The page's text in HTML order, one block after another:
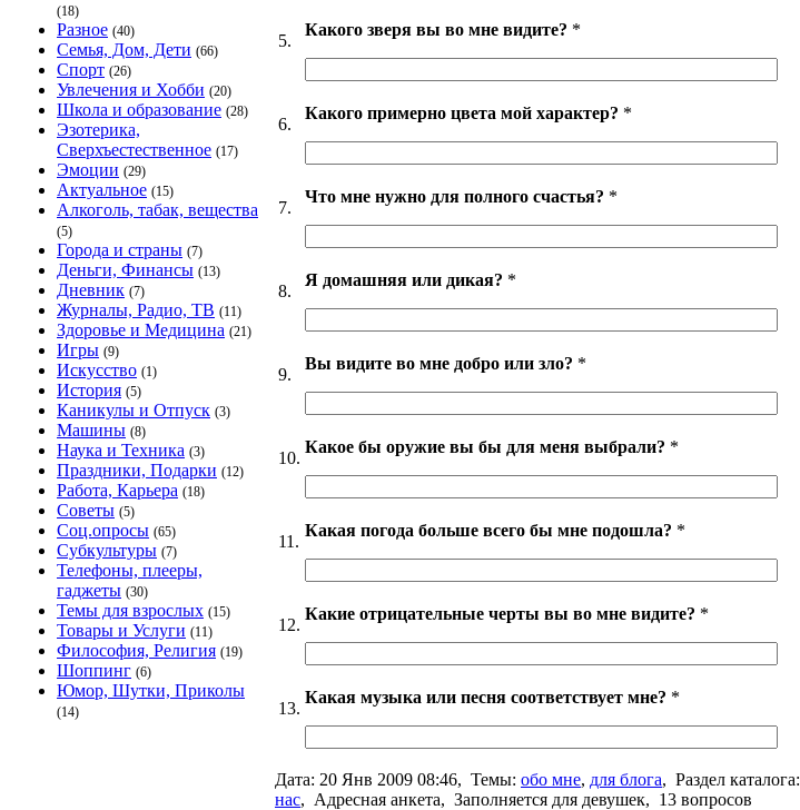
(18)
Разное (40)
Семья, Дом, Дети (66)
Спорт (26)
Увлечения и Хобби (20)
Школа и образование (28)
Эзотерика,
Сверхъестественное (17)
Эмоции (29)
Актуальное (15)
Алкоголь, табак, вещества
(5)
Города и страны (7)
Деньги, Финансы (13)
Дневник (7)
Журналы, Радио, ТВ (11)
Здоровье и Медицина (21)
Игры (9)
Искусство (1)
История (5)
Каникулы и Отпуск (3)
Машины (8)
Наука и Техника (3)
Праздники, Подарки (12)
Работа, Карьера (18)
Советы (5)
Соц.опросы (65)
Субкультуры (7)
Телефоны, плееры,
гаджеты (30)
Темы для взрослых (15)
Товары и Услуги (11)
Философия, Религия (19)
Шоппинг (6)
Юмор, Шутки, Приколы
(14)
5.
Какого зверя вы во мне видите? *
6.
Какого примерно цвета мой характер? *
7.
Что мне нужно для полного счастья? *
8.
Я домашняя или дикая? *
9.
Вы видите во мне добро или зло? *
10.
Какое бы оружие вы бы для меня выбрали? *
11.
Какая погода больше всего бы мне подошла? *
12.
Какие отрицательные черты вы во мне видите? *
13.
Какая музыка или песня соответствует мне? *
Дата: 20 Янв 2009 08:46, Темы: обо мне, для блога, Раздел каталога:
нас, Адресная анкета, Заполняется для девушек, 13 вопросов